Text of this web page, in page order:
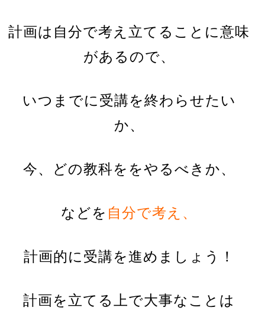
計画は自分で考え立てることに意味
があるので、
いつまでに受講を終わらせたい
か、
今、どの教科ををやるべきか、
などを 自分で考え、
計画的に受講を進めましょう！
計画を立てる上で大事なことは